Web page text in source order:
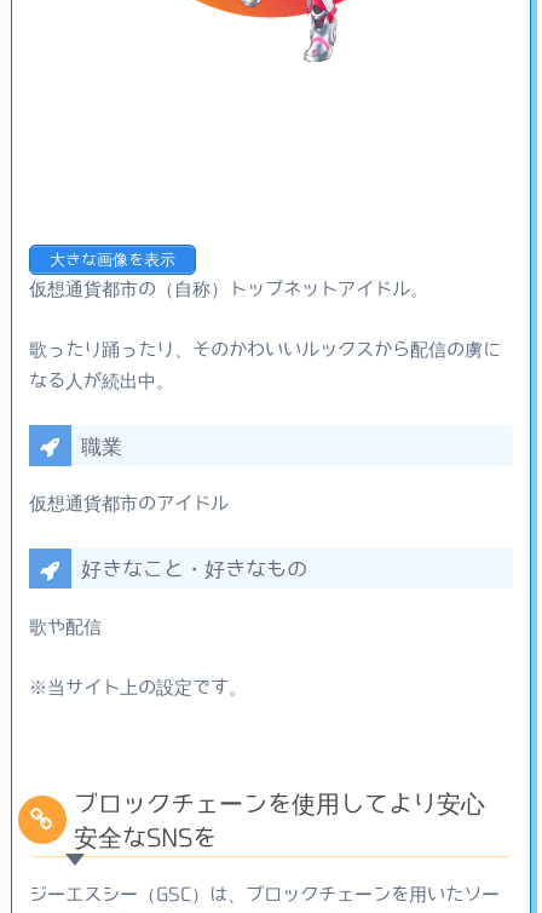
大きな画像を表示
仮想通貨都市の（自称）トップネットアイドル。
歌ったり踊ったり、そのかわいいルックスから配信の虜に
なる人が続出中。
職業
仮想通貨都市のアイドル
好きなこと・好きなもの
歌や配信
※当サイト上の設定です。
ブロックチェーンを使用してより安心
安全なSNSを
ジーエスシー（GSC）は、ブロックチェーンを用いたソー